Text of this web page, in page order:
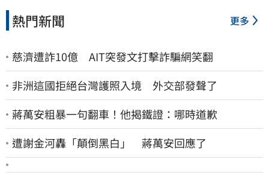
熱門新聞 更多
慈濟遭詐10億 AIT突發文打擊詐騙網笑翻
非洲這國拒絕台灣護照入境 外交部發聲了
蔣萬安粗暴一句翻車！他揭鐵證：哪時道歉
遭謝金河轟「顛倒黑白」 蔣萬安回應了